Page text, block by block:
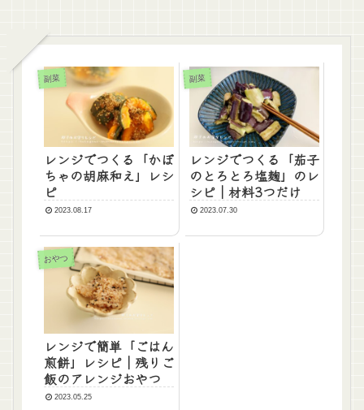
副菜
レンジでつくる「かぼ
ちゃの胡麻和え」レシ
ピ
2023.08.17
副菜
レンジでつくる「茄子
のとろとろ塩麹」のレ
シピ｜材料3つだけ
2023.07.30
おやつ
レンジで簡単「ごはん
煎餅」レシピ｜残りご
飯のアレンジおやつ
2023.05.25